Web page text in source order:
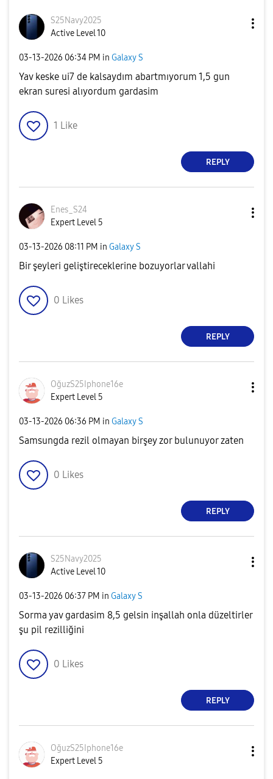
S25Navy2025
Active Level 10
‎03-13-2026 06:34 PM in Galaxy S
Yav keske ui7 de kalsaydım abartmıyorum 1,5 gun
ekran suresi alıyordum gardasim
1 Like
REPLY
Enes_S24
Expert Level 5
‎03-13-2026 08:11 PM in Galaxy S
Bir şeyleri geliştireceklerine bozuyorlar vallahi
0 Likes
REPLY
OğuzS25Iphone16e
Expert Level 5
‎03-13-2026 06:36 PM in Galaxy S
Samsungda rezil olmayan birşey zor bulunuyor zaten
0 Likes
REPLY
S25Navy2025
Active Level 10
‎03-13-2026 06:37 PM in Galaxy S
Sorma yav gardasim 8,5 gelsin inşallah onla düzeltirler
şu pil rezilliğini
0 Likes
REPLY
OğuzS25Iphone16e
Expert Level 5